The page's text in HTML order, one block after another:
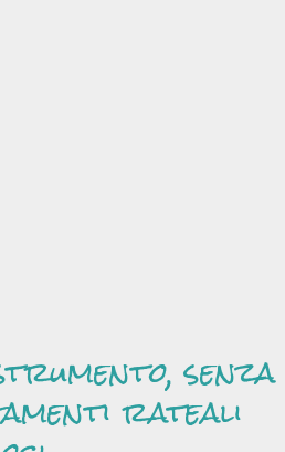
senza
rateali